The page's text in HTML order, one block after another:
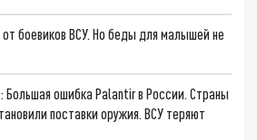
боевиков ВСУ. Но беды для малышей не
Большая ошибка Palantir в России. Страны
поставки оружия. ВСУ теряют